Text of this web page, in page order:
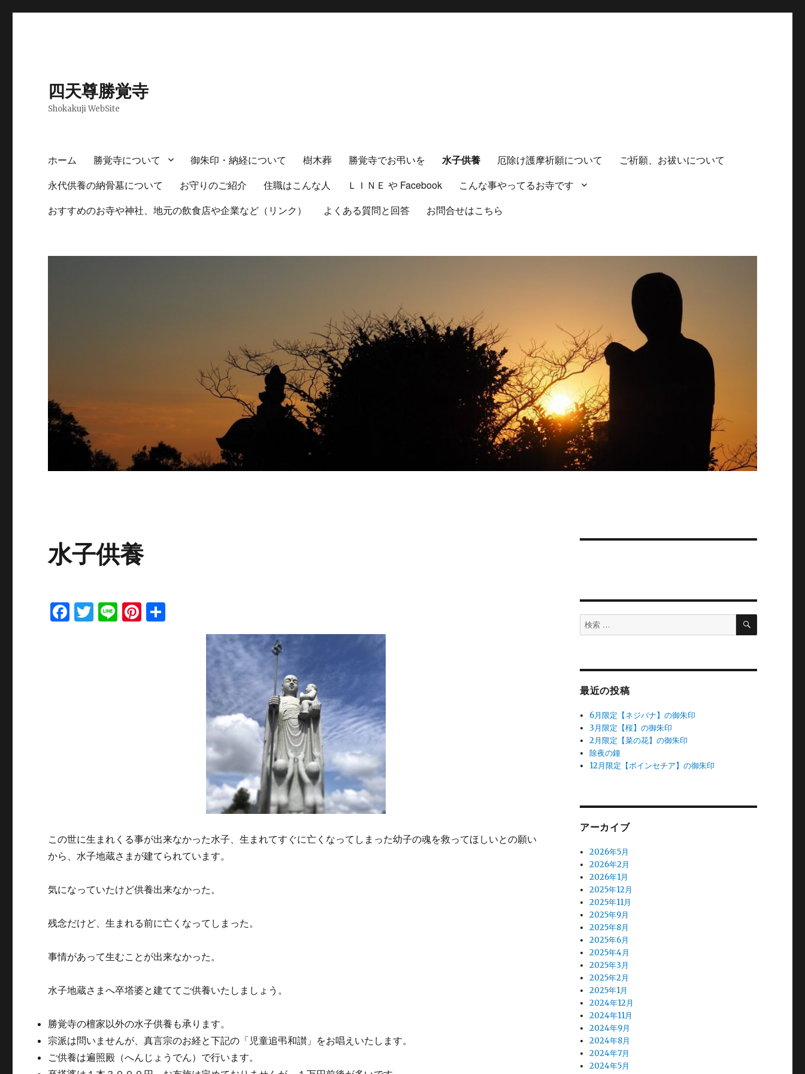
四天尊勝覚寺
Shokakuji WebSite
ホーム 勝覚寺について 御朱印・納経について 樹木葬 勝覚寺でお弔いを 水子供養 厄除け護摩祈願について
ご祈願、お祓いについて
永代供養の納骨墓について
お守りのご紹介 住職はこんな人 ＬＩＮＥ や Facebook
こんな事やってるお寺です
おすすめのお寺や神社、地元の飲食店や企業など（リンク）
よくある質問と回答 お問合せはこちら
水子供養
F
T
Li Pi
この世に生まれくる事が出来なかった水子、生まれてすぐに亡くなってしまった幼子の魂を救ってほしいとの願い
から、水子地蔵さまが建てられています。
気になっていたけど供養出来なかった。
残念だけど、生まれる前に亡くなってしまった。
事情があって生むことが出来なかった。
水子地蔵さまへ卒塔婆と建ててご供養いたしましょう。
勝覚寺の檀家以外の水子供養も承ります。
宗派は問いませんが、真言宗のお経と下記の「児童追弔和讃」をお唱えいたします。
ご供養は遍照殿（へんじょうでん）で行います。
検
索
検
最近の投稿
6月限定【ネジバナ】の御朱印
3月限定【桜】の御朱印
2月限定【菜の花】の御朱印
除夜の鐘
12月限定【ポインセチア】の御朱印
アーカイブ
2026年5月
2026年2月
2026年1月
2025年12月
2025年11月
2025年9月
2025年8月
2025年6月
2025年4月
2025年3月
2025年2月
2025年1月
2024年12月
2024年11月
2024年9月
2024年8月
2024年7月
2024年5月